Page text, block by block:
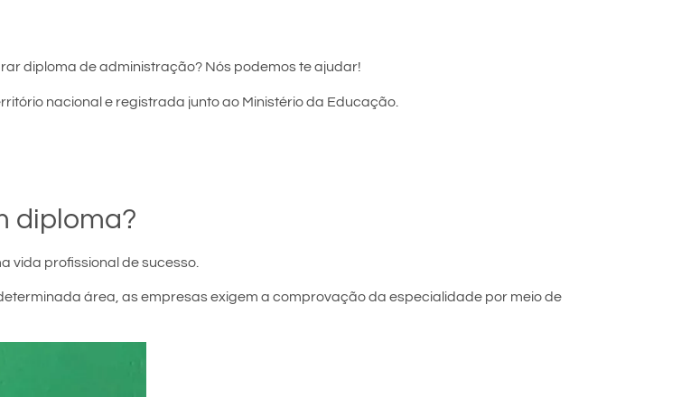
diploma de administração? Nós podemos te ajudar!
nacional e registrada junto ao Ministério da Educação.
diploma?
vida profissional de sucesso.
área, as empresas exigem a comprovação da especialidade por meio de